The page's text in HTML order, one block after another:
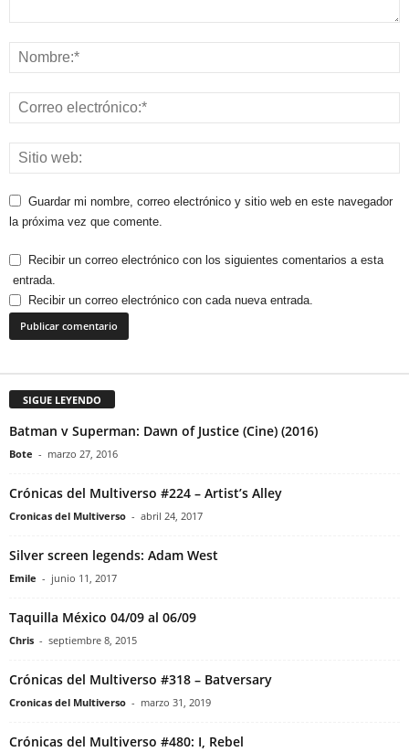
Guardar mi nombre, correo electrónico y sitio web en este navegador
la próxima vez que comente.
Recibir un correo electrónico con los siguientes comentarios a esta
entrada.
Recibir un correo electrónico con cada nueva entrada.
SIGUE LEYENDO
Batman v Superman: Dawn of Justice (Cine) (2016)
Bote - marzo 27, 2016
Crónicas del Multiverso #224 – Artist’s Alley
Cronicas del Multiverso - abril 24, 2017
Silver screen legends: Adam West
Emile - junio 11, 2017
Taquilla México 04/09 al 06/09
Chris - septiembre 8, 2015
Crónicas del Multiverso #318 – Batversary
Cronicas del Multiverso - marzo 31, 2019
Crónicas del Multiverso #480: I, Rebel